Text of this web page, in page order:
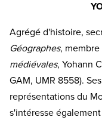
Agrégé d'histoire,
Géographes,
médiévales, Yohann
GAM, UMR 8558).
représentations du
s'intéresse